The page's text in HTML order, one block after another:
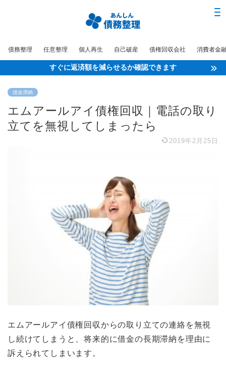
債務整理 任意整理 個人再生 自己破産 債権回収会社 消費者金
すぐに返済額を減らせるか確認できます
借金滞納
エムアールアイ債権回収｜電話の取り
立てを無視してしまったら
2019年2月25日
エムアールアイ債権回収からの取り立ての連絡を無視
し続けてしまうと、将来的に借金の長期滞納を理由に
訴えられてしまいます。